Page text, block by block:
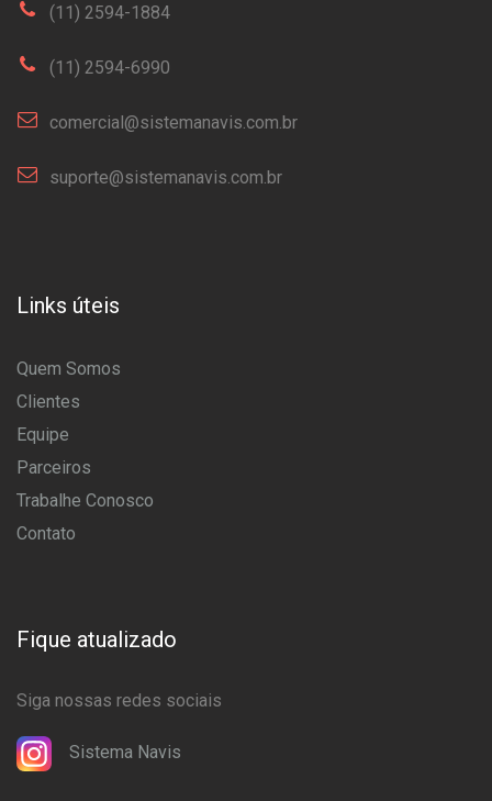
(11) 2594-1884
(11) 2594-6990
comercial@sistemanavis.com.br
suporte@sistemanavis.com.br
Links úteis
Quem Somos
Clientes
Equipe
Parceiros
Trabalhe Conosco
Contato
Fique atualizado
Siga nossas redes sociais
Sistema Navis